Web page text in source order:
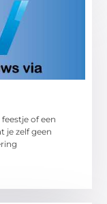
of een
je zelf geen